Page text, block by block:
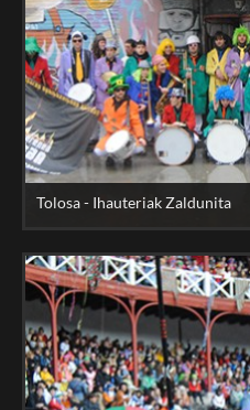
Tolosa - Ihauteriak Zaldunita